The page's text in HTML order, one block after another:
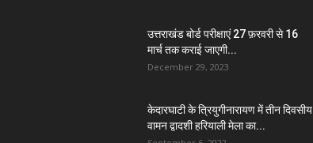
उत्तराखंड बोर्ड परीक्षाएं 27 फ़रवरी से 16
मार्च तक कराई जाएगी...
December 29, 2023
केदारघाटी के त्रियुगीनारायण में तीन दिवसीय
वामन द्वादशी हरियाली मेला का...